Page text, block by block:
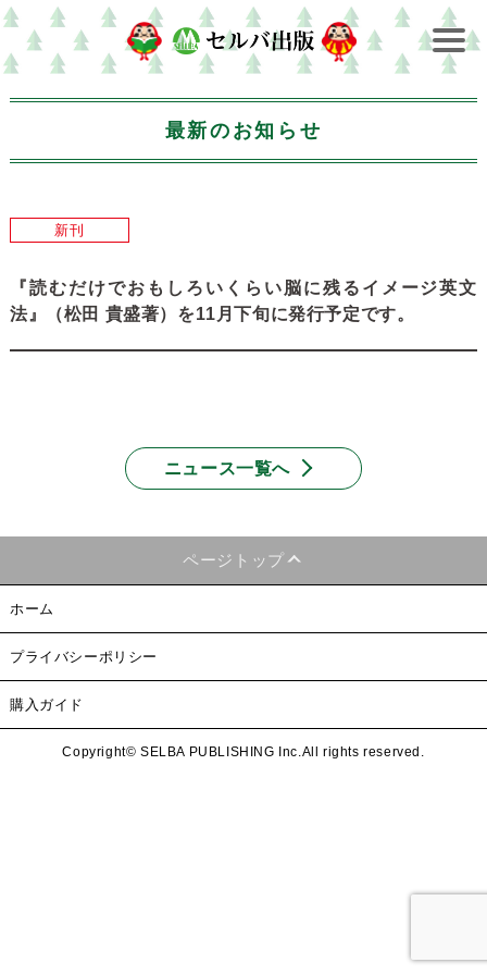
最新のお知らせ
新刊
『読むだけでおもしろいくらい脳に残るイメージ英文
法』（松田 貴盛著）を11月下旬に発行予定です。
ニュース一覧へ
ページトップ
ホーム
プライバシーポリシー
購入ガイド
Copyright© SELBA PUBLISHING Inc.All rights reserved.